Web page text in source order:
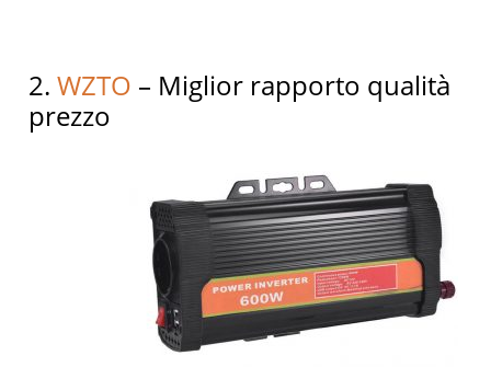
2.WZTO – Miglior rapporto qualità
prezzo